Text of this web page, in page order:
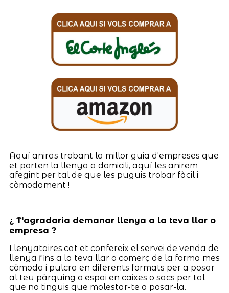
Aquí aniras trobant la millor guia d'empreses que
et porten la llenya a domicili, aquí les anirem
afegint per tal de que les puguis trobar fàcil i
còmodament !
¿ T'agradaria demanar llenya a la teva llar o
empresa ?
Llenyataires.cat et confereix el servei de venda de
llenya fins a la teva llar o comerç de la forma mes
còmoda i pulcra en diferents formats per a posar
al teu pàrquing o espai en caixes o sacs per tal
que no tinguis que molestar-te a posar-la.